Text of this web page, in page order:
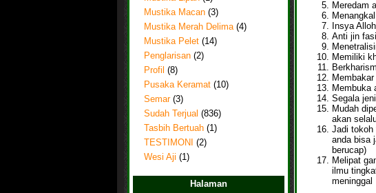
Mustika Macan (3)
Mustika Merah Delima (4)
Mustika Pelet (14)
Penglarisan (2)
Profil (8)
Pusaka Keramat (10)
Semar (3)
Sudah Terjual (836)
Tasbih Bertuah (1)
TESTIMONI
(2)
Wesi Aji (1)
Halaman
Meredam
Insya
Anti jin
Memiliki
Membuka
Segala
Mudah
akan
Jadi tokoh
anda bisa
berucap)
Melipat
ilmu
meninggal